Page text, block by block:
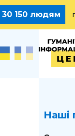
гуманітарної
Наші